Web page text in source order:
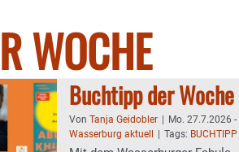
WOCHE
Buchtipp der Woche
Von Tanja Geidobler Mo. 27.7.2026
Wasserburg aktuell
Tags: